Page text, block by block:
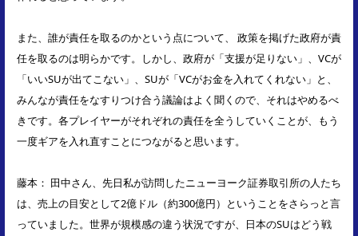
また、誰が責任を取るのかという点について、 政策を掲げた政府が責
任を取るのは明らかです。しかし、政府が「支援が足りない」、VCが
「いいSUが出てこない」、SUが「VCがお金を入れてくれない」と、
みんなが責任をなすりつけ合う議論はよく聞くので、それはやめるべ
きです。各プレイヤーがそれぞれの責任を全うしていくことが、もう
一度ギアを入れ直すことにつながると思います。
藤本： 田中さん、先日私が訪問したニューヨーク証券取引所の人たち
は、売上の目安として2億ドル（約300億円）ということをさらっと言
っていました。世界が規模感の違う状況ですが、日本のSUはどう戦